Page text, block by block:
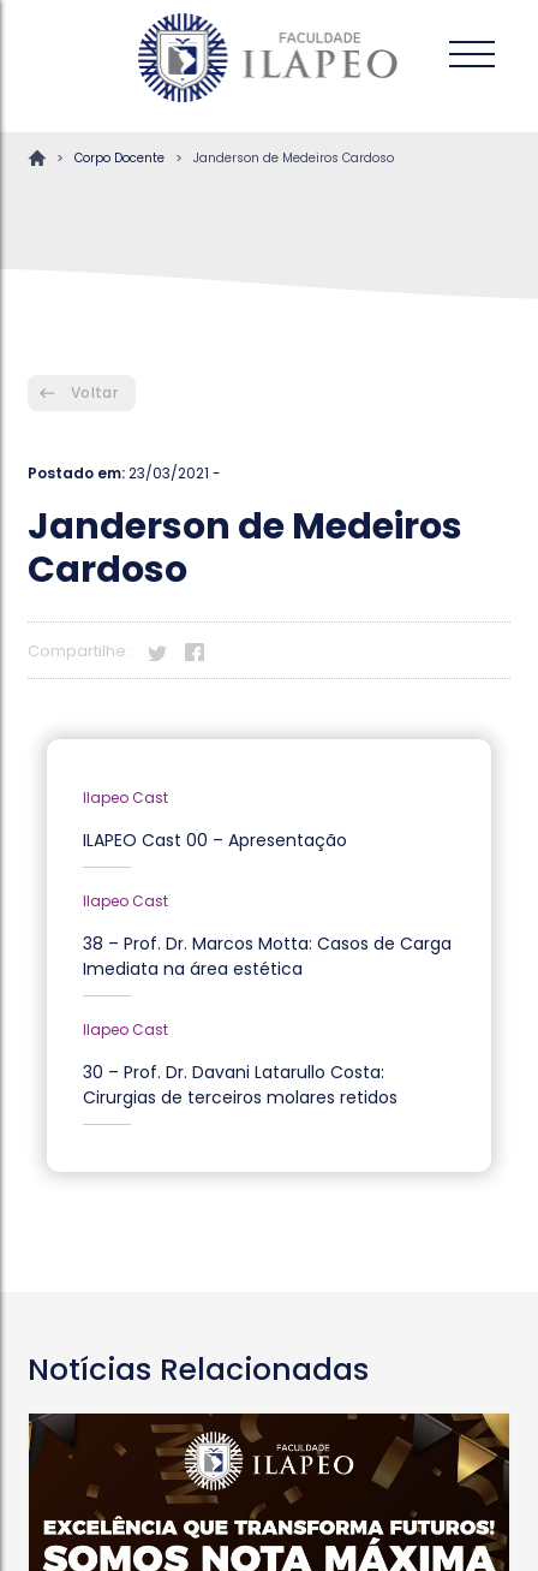
> Corpo Docente > Janderson de Medeiros Cardoso
Voltar
Postado em:23/03/2021 -
Janderson de Medeiros
Cardoso
Compartilhe:
Ilapeo Cast
ILAPEO Cast 00 – Apresentação
Ilapeo Cast
38 – Prof. Dr. Marcos Motta: Casos de Carga
Imediata na área estética
Ilapeo Cast
30 – Prof. Dr. Davani Latarullo Costa:
Cirurgias de terceiros molares retidos
Notícias Relacionadas